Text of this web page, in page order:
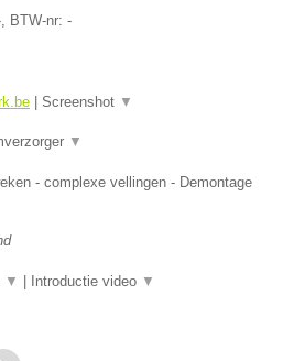
, BTW-nr: -
Screenshot ▼
▼
- complexe vellingen - Demontage
▼ Introductie video ▼